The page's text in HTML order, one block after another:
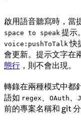
啟用語音聽寫時，當
space to speak 提示
voice:pushToTalk 快
會更新。提示文字在
態行 ，則不會出現。
轉錄在兩種模式中都
語如 regex OAuth
前的專案名稱和 git